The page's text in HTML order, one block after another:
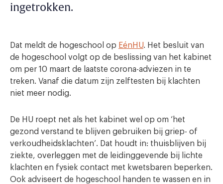
ingetrokken.
Dat meldt de hogeschool op EénHU. Het besluit van
de hogeschool volgt op de beslissing van het kabinet
om per 10 maart de laatste corona-adviezen in te
treken. Vanaf die datum zijn zelftesten bij klachten
niet meer nodig.
De HU roept net als het kabinet wel op om ‘het
gezond verstand te blijven gebruiken bij griep- of
verkoudheidsklachten’. Dat houdt in: thuisblijven bij
ziekte, overleggen met de leidinggevende bij lichte
klachten en fysiek contact met kwetsbaren beperken.
Ook adviseert de hogeschool handen te wassen en in